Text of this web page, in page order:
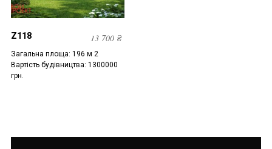
Z118 13 700₴
Загальна площа: 196 м 2
Вартість будівництва: 1300000
грн.